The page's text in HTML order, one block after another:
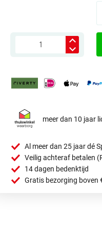
meer dan 10 jaar
Al meer dan 25 jaar dé
Veilig achteraf betalen
14 dagen bedenktijd
Gratis bezorging boven